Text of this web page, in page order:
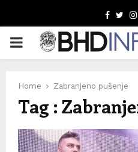
PRIMARY
Home Zabranjeno pušenje
Tag :